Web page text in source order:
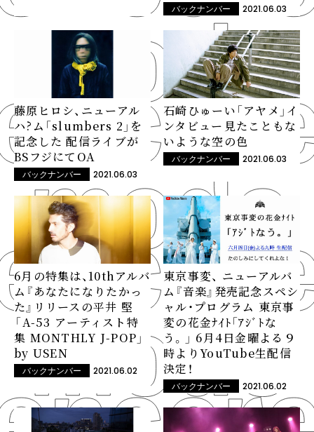
バックナンバー 2021.06.03
藤原ヒロシ、ニューアル
ハ?ム「slumbers 2」を
記念した 配信ライブが
BSフジにてOA
バックナンバー 2021.06.03
石崎ひゅーい「アヤメ」イ
ンタビュー――見たこともな
いような空の色
バックナンバー 2021.06.03
6月の特集は、10thアルバ
ム『あなたになりたかっ
た』リリースの平井 堅
――「A-53 アーティスト特
集 MONTHLY J-POP」
by USEN
バックナンバー 2021.06.02
東京事変、 ニューアルバ
ム『音楽』発売記念スペシ
ャル・プログラム 東京事
変の花金ﾅｲﾄ「ｱｼﾞﾄな
う。」 6月4日金曜よる９
時よりYouTube生配信
決定！
バックナンバー 2021.06.02